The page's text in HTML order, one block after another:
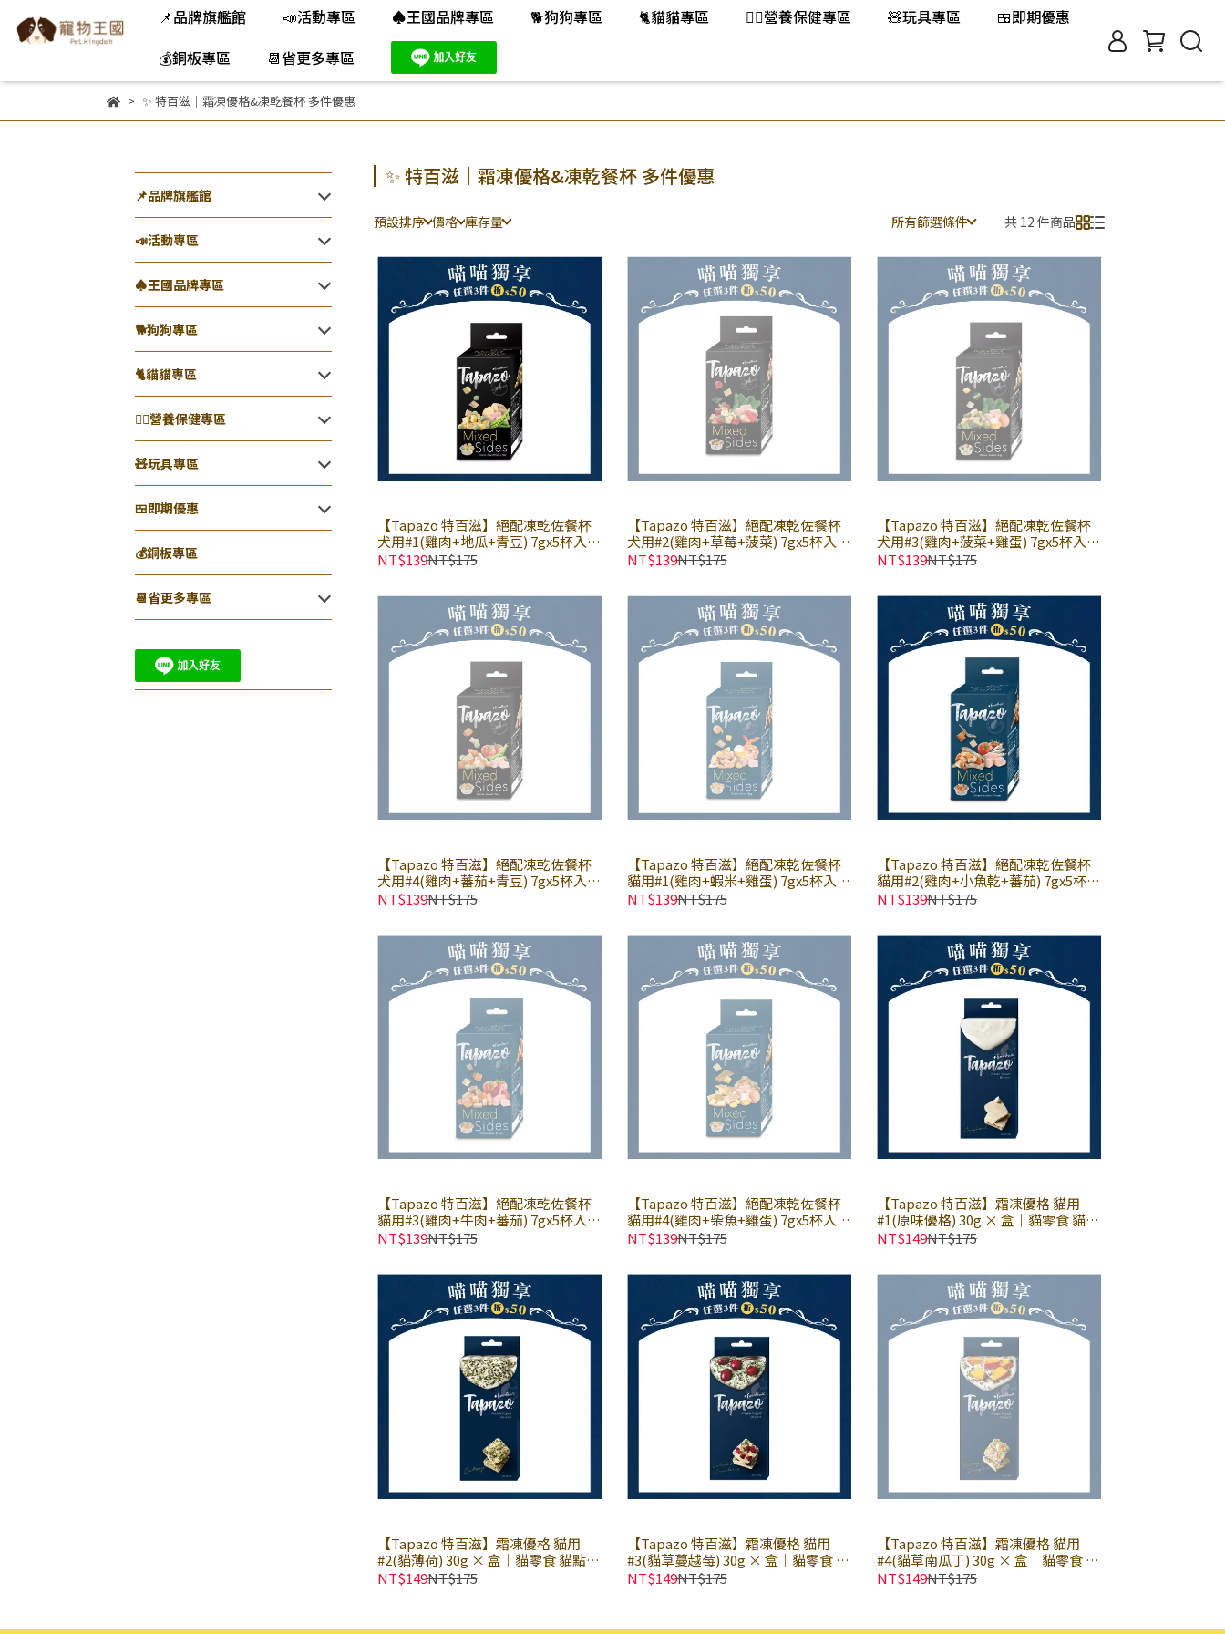
📌品牌旗艦館 📣活動專區 ♠王國品牌專區 🐕️狗狗專區 🐈️貓貓專區 👨‍⚕️營養保健專區 🧸玩具專區
🍱即期優惠
💰銅板專區
📆省更多專區
✨ 特百滋｜霜凍優格&凍乾餐杯 多件優惠
📌品牌旗艦館
📣活動專區
♠王國品牌專區
🐕️狗狗專區
🐈️貓貓專區
👨‍⚕️營養保健專區
🧸玩具專區
🍱即期優惠
💰銅板專區
📆省更多專區
✨ 特百滋｜霜凍優格&凍乾餐杯 多件優惠
預設排序 價格 庫存量 所有篩選條件 共 12 件商品
【Tapazo 特百滋】絕配凍乾佐餐杯
犬用#1(雞肉+地瓜+青豆) 7gx5杯入
× 盒｜狗零食 狗點心 狗凍乾
NT$139NT$175
【Tapazo 特百滋】絕配凍乾佐餐杯
犬用#2(雞肉+草莓+菠菜) 7gx5杯入
× 盒｜狗零食 狗點心 狗凍乾
NT$139NT$175
【Tapazo 特百滋】絕配凍乾佐餐杯
犬用#3(雞肉+菠菜+雞蛋) 7gx5杯入
× 盒｜狗零食 狗點心 狗凍乾
NT$139NT$175
【Tapazo 特百滋】絕配凍乾佐餐杯
犬用#4(雞肉+蕃茄+青豆) 7gx5杯入
× 盒｜狗零食 狗點心 狗凍乾
NT$139NT$175
【Tapazo 特百滋】絕配凍乾佐餐杯
貓用#1(雞肉+蝦米+雞蛋) 7gx5杯入
× 盒｜貓零食 貓點心 貓凍乾
NT$139NT$175
【Tapazo 特百滋】絕配凍乾佐餐杯
貓用#2(雞肉+小魚乾+蕃茄) 7gx5杯入
× 盒｜貓零食 貓點心 貓凍乾
NT$139NT$175
【Tapazo 特百滋】絕配凍乾佐餐杯
貓用#3(雞肉+牛肉+蕃茄) 7gx5杯入
× 盒｜貓零食 貓點心 貓凍乾
NT$139NT$175
【Tapazo 特百滋】絕配凍乾佐餐杯
貓用#4(雞肉+柴魚+雞蛋) 7gx5杯入
× 盒｜貓零食 貓點心 貓凍乾
NT$139NT$175
【Tapazo 特百滋】霜凍優格 貓用
#1(原味優格) 30g × 盒｜貓零食 貓點
心 益生菌優格點心
NT$149NT$175
【Tapazo 特百滋】霜凍優格 貓用
#2(貓薄荷) 30g × 盒｜貓零食 貓點心
益生菌優格點心
NT$149NT$175
【Tapazo 特百滋】霜凍優格 貓用
#3(貓草蔓越莓) 30g × 盒｜貓零食 貓
點心 益生菌優格點心
NT$149NT$175
【Tapazo 特百滋】霜凍優格 貓用
#4(貓草南瓜丁) 30g × 盒｜貓零食 貓
點心 益生菌優格點心
NT$149NT$175